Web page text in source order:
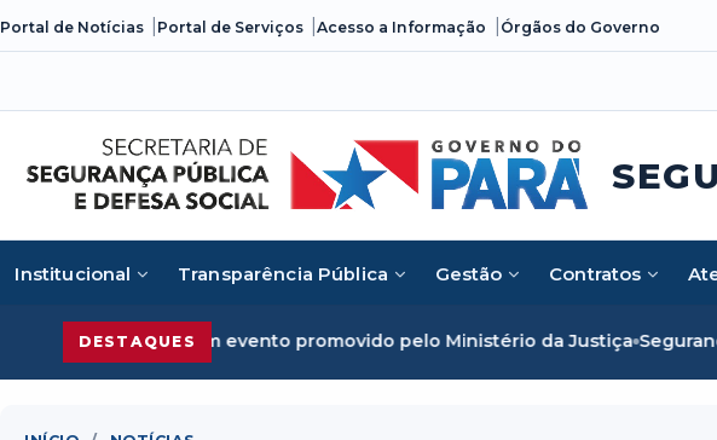
Portal de Notícias Portal de Serviços Acesso a Informação Órgãos do Governo
Institucional Transparência Pública Gestão Contratos
DESTAQUES
evento promovido pelo Ministério da Justiça Segurança Pública do Pará